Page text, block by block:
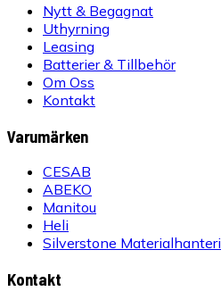
Nytt & Begagnat
Uthyrning
Leasing
Batterier & Tillbehör
Om Oss
Kontakt
Varumärken
CESAB
ABEKO
Manitou
Heli
Silverstone
Kontakt